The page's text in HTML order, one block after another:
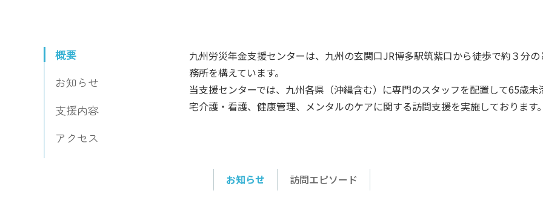
概要
お知らせ
支援内容
アクセス
九州労災年金支援センターは、九州の玄関口JR博多駅筑紫口から徒歩で約３分
務所を構えています。
当支援センターでは、九州各県（沖縄含む）に専門のスタッフを配置して65歳
宅介護・看護、健康管理、メンタルのケアに関する訪問支援を実施しております
お知らせ 訪問エピソード